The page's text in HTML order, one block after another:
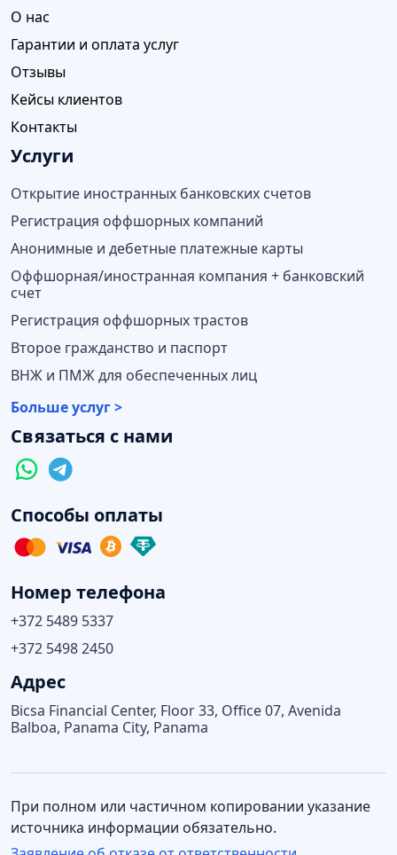
О нас
Гарантии и оплата услуг
Отзывы
Кейсы клиентов
Контакты
Услуги
Открытие иностранных банковских счетов
Регистрация оффшорных компаний
Анонимные и дебетные платежные карты
Оффшорная/иностранная компания + банковский
счет
Регистрация оффшорных трастов
Второе гражданство и паспорт
ВНЖ и ПМЖ для обеспеченных лиц
Больше услуг >
Связаться с нами
Способы оплаты
Номер телефона
+372 5489 5337
+372 5498 2450
Адрес
Bicsa Financial Center, Floor 33, Office 07, Avenida
Balboa, Panama City, Panama
При полном или частичном копировании указание
источника информации обязательно.